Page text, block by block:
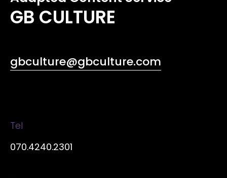
GB CULTURE
gbculture@gbculture.com
Tel
070.4240.2301